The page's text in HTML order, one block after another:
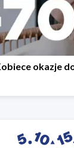
okazje